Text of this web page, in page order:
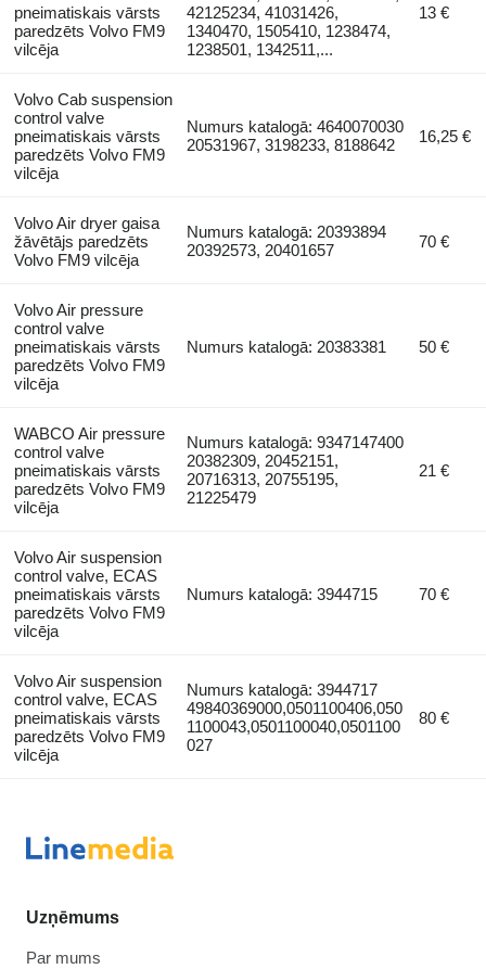
pneimatiskais vārsts
paredzēts Volvo FM9
vilcēja
42125234, 41031426,
1340470, 1505410, 1238474,
1238501, 1342511,...
13 €
Volvo Cab suspension
control valve
pneimatiskais vārsts
paredzēts Volvo FM9
vilcēja
Numurs katalogā: 4640070030
20531967, 3198233, 8188642
16,25 €
Volvo Air dryer gaisa
žāvētājs paredzēts
Volvo FM9 vilcēja
Numurs katalogā: 20393894
20392573, 20401657
70 €
Volvo Air pressure
control valve
pneimatiskais vārsts
paredzēts Volvo FM9
vilcēja
Numurs katalogā: 20383381 50 €
WABCO Air pressure
control valve
pneimatiskais vārsts
paredzēts Volvo FM9
vilcēja
Numurs katalogā: 9347147400
20382309, 20452151,
20716313, 20755195,
21225479
21 €
Volvo Air suspension
control valve, ECAS
pneimatiskais vārsts
paredzēts Volvo FM9
vilcēja
Numurs katalogā: 3944715 70 €
Volvo Air suspension
control valve, ECAS
pneimatiskais vārsts
paredzēts Volvo FM9
vilcēja
Numurs katalogā: 3944717
49840369000,0501100406,050
1100043,0501100040,0501100
027
80 €
Uzņēmums
Par mums